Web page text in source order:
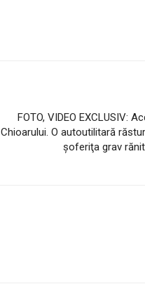
FOTO, VIDEO EXCLUSIV:
Chioarului. O autoutilitară
şoferiţa grav